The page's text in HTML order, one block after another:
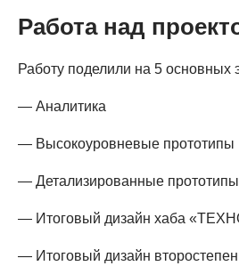
Работа над
Работу поделили на 5 основных
— Аналитика
— Высокоуровневые прототипы
— Детализированные прототипы
— Итоговый дизайн хаба
— Итоговый дизайн